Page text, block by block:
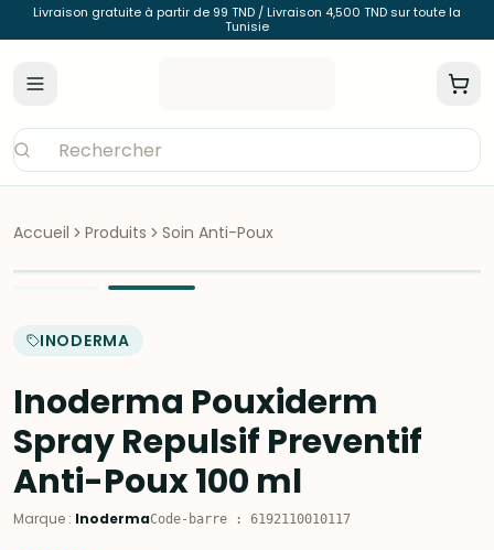
Livraison gratuite à partir de 99 TND / Livraison 4,500 TND sur toute la
Tunisie
Accueil Produits Soin Anti-Poux
INODERMA
Inoderma Pouxiderm
Spray Repulsif Preventif
Anti-Poux 100 ml
Marque : InodermaCode-barre : 6192110010117